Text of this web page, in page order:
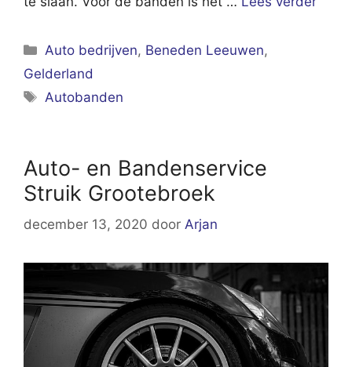
Categorieën
Auto bedrijven, Beneden Leeuwen,
Gelderland
Tags
Autobanden
Auto- en Bandenservice
Struik Grootebroek
december 13, 2020 door Arjan